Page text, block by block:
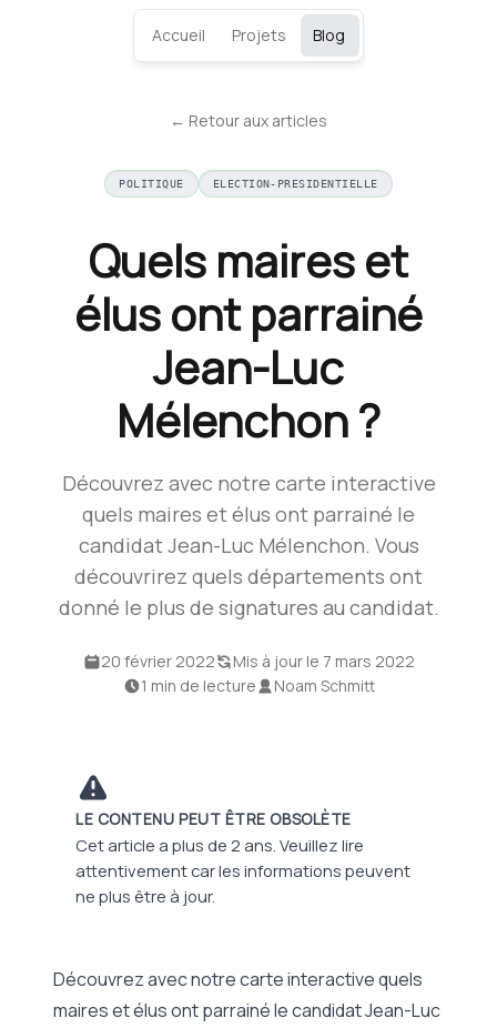
Accueil Projets Blog
← Retour aux articles
POLITIQUE ELECTION-PRESIDENTIELLE
Quels maires et
élus ont parrainé
Jean-Luc
Mélenchon ?
Découvrez avec notre carte interactive
quels maires et élus ont parrainé le
candidat Jean-Luc Mélenchon. Vous
découvrirez quels départements ont
donné le plus de signatures au candidat.
20 février 2022
Mis à jour le 7 mars 2022
1 min de lecture
Noam Schmitt
LE CONTENU PEUT ÊTRE OBSOLÈTE
Cet article a plus de 2 ans. Veuillez lire
attentivement car les informations peuvent
ne plus être à jour.
Découvrez avec notre carte interactive quels
maires et élus ont parrainé le candidat Jean-Luc